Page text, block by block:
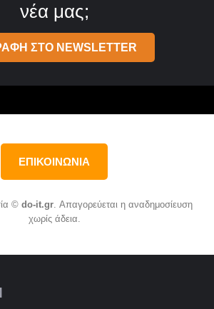
νέα μας;
ΣΤΟ NEWSLETTER
ΕΠΙΚΟΙΝΩΝΙΑ
© do-it.gr. Απαγορεύεται η αναδημοσίευση
χωρίς άδεια.